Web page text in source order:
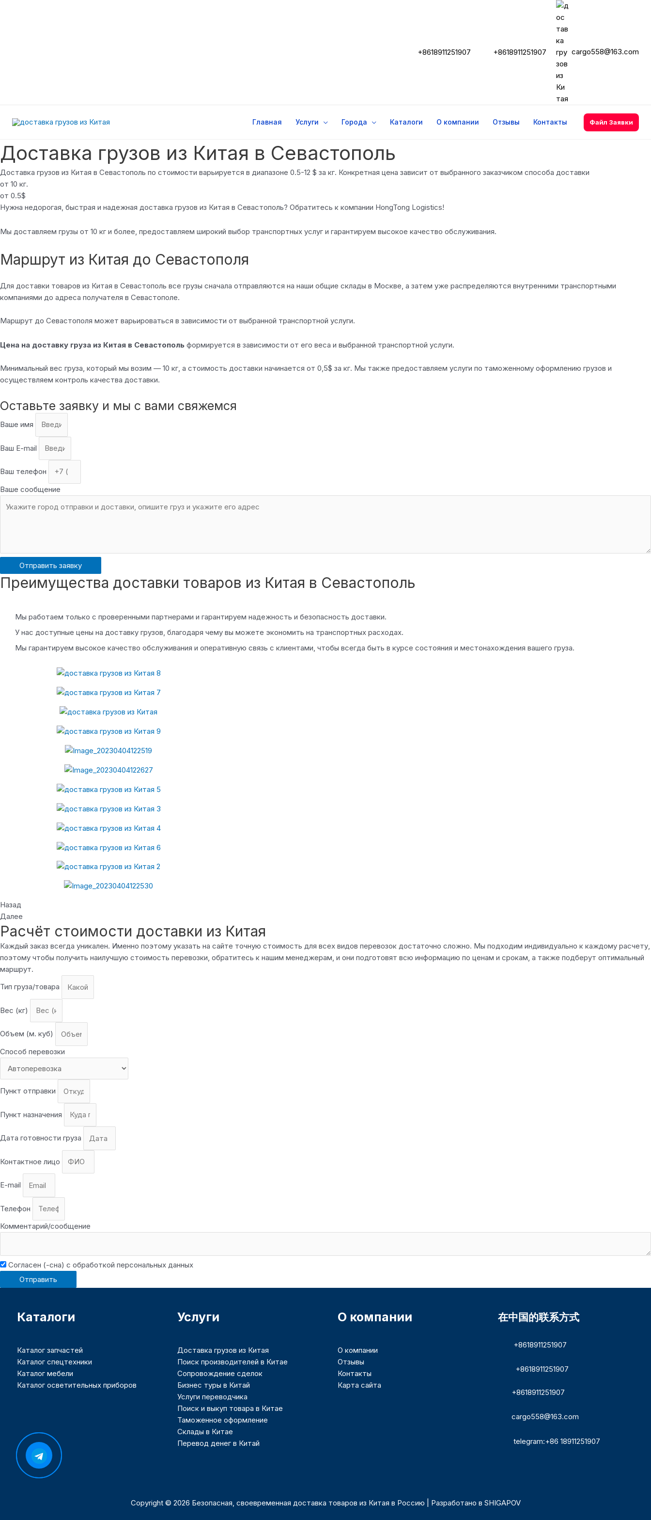
+8618911251907 +8618911251907 cargo558@163.com
Главная Услуги Города Каталоги О компании Отзывы Контакты Файл Заявки
Доставка грузов из Китая в Севастополь
Доставка грузов из Китая в Севастополь по стоимости варьируется в диапазоне 0.5-12 $ за кг. Конкретная цена зависит от выбранного заказчиком способа доставки
от 10 кг.
от 0.5$
Нужна недорогая, быстрая и надежная доставка грузов из Китая в Севастополь? Обратитесь к компании HongTong Logistics!
Мы доставляем грузы от 10 кг и более, предоставляем широкий выбор транспортных услуг и гарантируем высокое качество обслуживания.
Маршрут из Китая до Севастополя
Для доставки товаров из Китая в Севастополь все грузы сначала отправляются на наши общие склады в Москве, а затем уже распределяются внутренними транспортными
компаниями до адреса получателя в Севастополе.
Маршрут до Севастополя может варьироваться в зависимости от выбранной транспортной услуги.
Цена на доставку груза из Китая в Севастополь формируется в зависимости от его веса и выбранной транспортной услуги.
Минимальный вес груза, который мы возим — 10 кг, а стоимость доставки начинается от 0,5$ за кг. Мы также предоставляем услуги по таможенному оформлению грузов и
осуществляем контроль качества доставки.
Оставьте заявку и мы с вами свяжемся
Ваше имя
Ваш E-mail
Ваш телефон
Ваше сообщение
Отправить заявку
Преимущества доставки товаров из Китая в Севастополь
Мы работаем только с проверенными партнерами и гарантируем надежность и безопасность доставки.
У нас доступные цены на доставку грузов, благодаря чему вы можете экономить на транспортных расходах.
Мы гарантируем высокое качество обслуживания и оперативную связь с клиентами, чтобы всегда быть в курсе состояния и местонахождения вашего груза.
Назад
Далее
Расчёт стоимости доставки из Китая
Каждый заказ всегда уникален. Именно поэтому указать на сайте точную стоимость для всех видов перевозок достаточно сложно. Мы подходим индивидуально к каждому расчету,
поэтому чтобы получить наилучшую стоимость перевозки, обратитесь к нашим менеджерам, и они подготовят всю информацию по ценам и срокам, а также подберут оптимальный
маршрут.
Тип груза/товара
Вес (кг)
Объем (м. куб)
Способ перевозки
Пункт отправки
Пункт назначения
Дата готовности груза
Контактное лицо
E-mail
Телефон
Комментарий/сообщение
Согласен (-сна) с обработкой персональных данных
Отправить
Каталоги
Каталог запчастей
Каталог спецтехники
Каталог мебели
Каталог осветительных приборов
Услуги
Доставка грузов из Китая
Поиск производителей в Китае
Сопровождение сделок
Бизнес туры в Китай
Услуги переводчика
Поиск и выкуп товара в Китае
Таможенное оформление
Склады в Китае
Перевод денег в Китай
О компании
О компании
Отзывы
Контакты
Карта сайта
在中国的联系方式
+8618911251907
+8618911251907
+8618911251907
cargo558@163.com
telegram:+86 18911251907
Copyright © 2026 Безопасная, своевременная доставка товаров из Китая в Россию | Разработано в SHIGAPOV